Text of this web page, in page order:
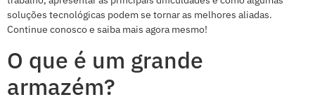
soluções tecnológicas podem se tornar as melhores aliadas.
Continue conosco e saiba mais agora mesmo!
O que é um grande
armazém?